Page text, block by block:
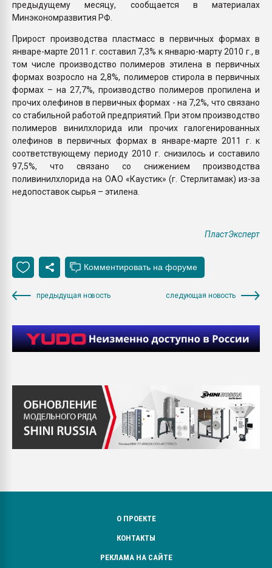
предыдущему месяцу, сообщается в материалах
Минэкономразвития РФ.
Прирост производства пластмасс в первичных формах в
январе-марте 2011 г. составил 7,3% к январю-марту 2010 г., в
том числе производство полимеров этилена в первичных
формах возросло на 2,8%, полимеров стирола в первичных
формах – на 27,7%, производство полимеров пропилена и
прочих олефинов в первичных формах - на 7,2%, что связано
со стабильной работой предприятий. При этом производство
полимеров винилхлорида или прочих галогенированных
олефинов в первичных формах в январе-марте 2011 г. к
соответствующему периоду 2010 г. снизилось и составило
97,5%, что связано со снижением производства
поливинилхлорида на ОАО «Каустик» (г. Стерлитамак) из-за
недопоставок сырья – этилена.
ПластЭксперт
предыдущая новость следующая новость
О ПРОЕКТЕ
КОНТАКТЫ
РЕКЛАМА НА САЙТЕ